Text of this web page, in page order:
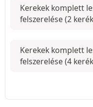
Kerekek komplett
felszerelése (2
Kerekek komplett
felszerelése (4